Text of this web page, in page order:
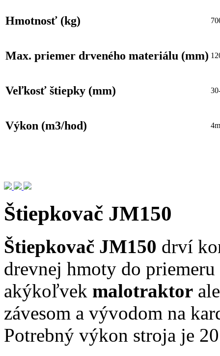
Hmotnosť (kg)
Max. priemer drveného materiálu (mm)
Veľkosť štiepky (mm)
Výkon (m3/hod)
Štiepkovač JM150
Štiepkovač JM150 drví
drevnej hmoty do
akýkoľvek malotraktor
závesom a vývodom na
Potrebný výkon stroja je